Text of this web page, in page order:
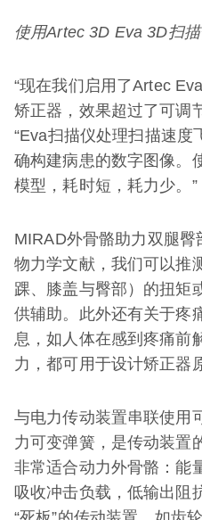
使用Artec 3D Eva 3D扫
“现在我们启用了Artec
矫正器，效果超过了可调
“Eva扫描仪处理扫描速度
确构建病患的数字图像。
模型，耗时短，耗力少。”
MIRAD外骨骼助力双腿臀
物力学文献，我们可以推
踝、膝盖与臀部）的扭矩
供辅助。此外还有关于疼
息，如人体在感到疼痛前
力，都可用于设计矫正器
与电力传动装置串联使用
力可变弹簧，是传动装置
非常适合动力外骨骼：能
吸收冲击负载，低输出阻